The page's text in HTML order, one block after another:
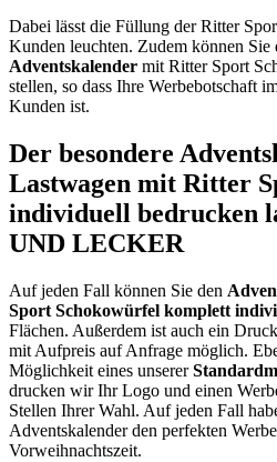
Dabei lässt die Füllung der Ritter
Kunden leuchten. Zudem können Sie
Adventskalender mit Ritter Sport
stellen, so dass Ihre Werbebotschaft
Kunden ist.
Der besondere
Lastwagen mit Ritter
individuell bedrucken
UND LECKER
Auf jeden Fall können Sie den
Sport Schokowürfel komplett
Flächen. Außerdem ist auch ein
mit Aufpreis auf Anfrage möglich.
Möglichkeit eines unserer
drucken wir Ihr Logo und einen
Stellen Ihrer Wahl. Auf jeden Fall
Adventskalender den perfekten
Vorweihnachtszeit.